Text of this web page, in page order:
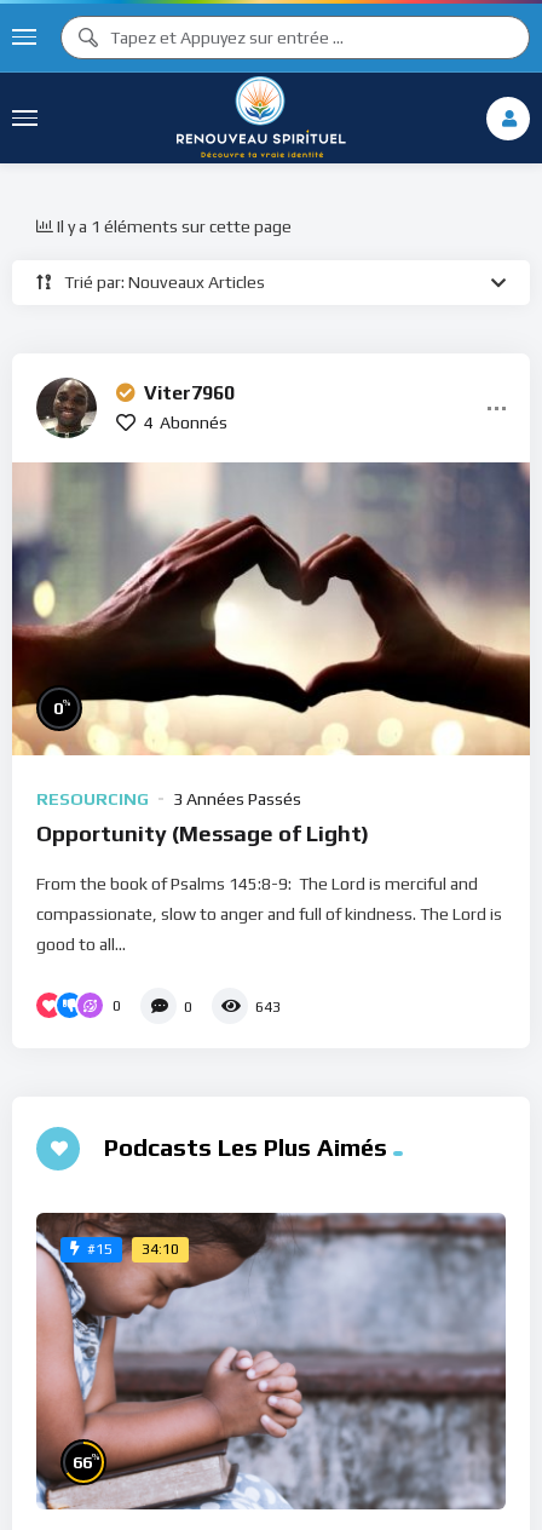
Trié par: Nouveaux Articles
Il y a 1 éléments sur cette page
Viter7960
4 Abonnés
0%
RESOURCING 3 Années Passés
Opportunity (Message of Light)
From the book of Psalms 145:8-9: The Lord is merciful and
compassionate, slow to anger and full of kindness. The Lord is
good to all...
0 0 643
Podcasts Les Plus Aimés
#15 34:10
66%